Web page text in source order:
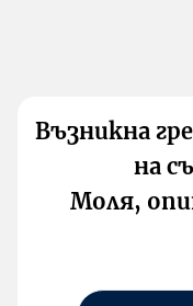
Възникна
на
Моля,